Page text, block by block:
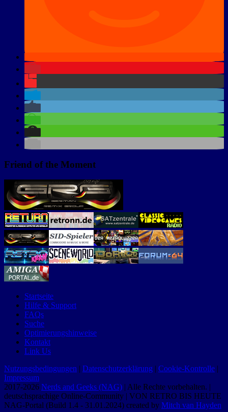
Friend of the Moment
Startseite
Hilfe & Support
FAQs
Suche
Optimierungshinweise
Kontakt
Link Us
Nutzungsbedingungen | Datenschutzerklärung | Cookie-Kontrolle |
Impressum
2017-2026 Nerds and Geeks (NAG) | Alle Rechte vorbehalten. |
deutschsprachige Online-Community | VON RETRO BIS HEUTE
NAG-Portal (Build 1.4 - 31.01.2024) created by Mitch van Hayden